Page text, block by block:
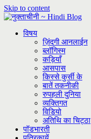
Skip to content
विषय
ज़िंदगी आनलाईन
ब्लॉगिस्म
कड़ियाँ
आसपास
किस्से कुर्सी के
बातें तकनीकी
रुपहली दुनिया
व्यक्तिगत
विडियो
अतिथि का चिट्ठा
पॉडभारती